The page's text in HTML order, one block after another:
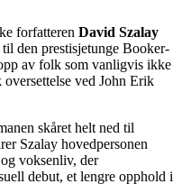
forfatteren David Szalay
den prestisjetunge Booker-
av folk som vanligvis ikke
ved John Erik
skåret helt ned til
Szalay hovedpersonen
voksenliv, der
debut, et lengre opphold i